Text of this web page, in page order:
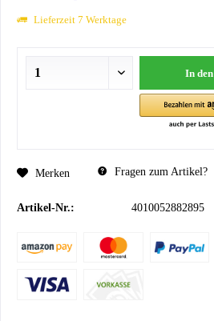
Lieferzeit 7 Werktage
In den
Merken Fragen zum Artikel?
Artikel-Nr.: 4010052882895